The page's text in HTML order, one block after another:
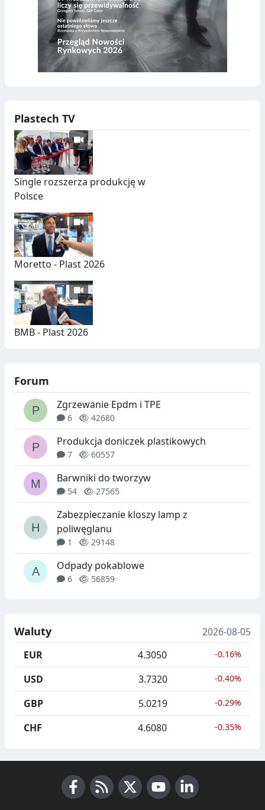
Plastech TV
Single rozszerza produkcję w
Polsce
Moretto - Plast 2026
BMB - Plast 2026
Forum
Zgrzewanie Epdm i TPE
6 42680
Produkcja doniczek plastikowych
7 60557
Barwniki do tworzyw
54 27565
Zabezpieczanie kloszy lamp z
poliwęglanu
1 29148
Odpady pokablowe
6 56859
Waluty
2026-08-05
EUR
4.3050 -0.16%
USD 3.7320 -0.40%
GBP 5.0219 -0.29%
CHF 4.6080 -0.35%